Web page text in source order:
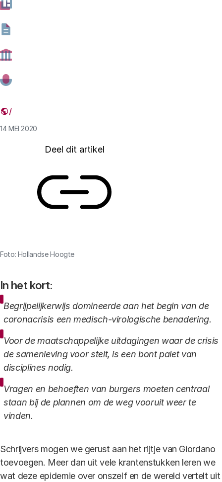
Covid-19 de kennis en inventiviteit nodig hebben van
op, ‘werk aan de winkel voor wiskundigen, maar ook
sociologen, psychologen, antropologen,
14 MEI 2020
Deel dit artikel
Foto: Hollandse Hoogte
In het kort:
Begrijpelijkerwijs domineerde aan het begin van de
coronacrisis een medisch-virologische benadering.
Voor de maatschappelijke uitdagingen waar de crisis
de samenleving voor stelt, is een bont palet van
disciplines nodig.
Vragen en behoeften van burgers moeten centraal
staan bij de plannen om de weg vooruit weer te
vinden.
Schrijvers mogen we gerust aan het rijtje van Giordano
toevoegen. Meer dan uit vele krantenstukken leren we
wat deze epidemie over onszelf en de wereld vertelt uit